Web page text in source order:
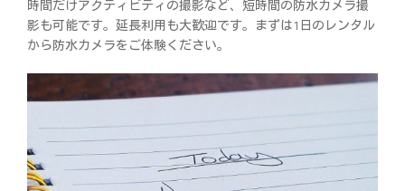
時間だけアクティビティの撮影など、短時間の防水カメラ撮
影も可能です。延長利用も大歓迎です。まずは1日のレンタル
から防水カメラをご体験ください。